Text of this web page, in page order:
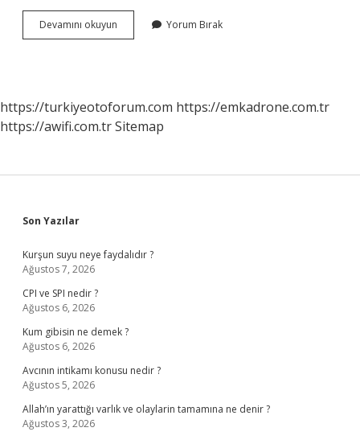
Devamını okuyun
Burçlar
Yorum Bırak
https://turkiyeotoforum.com https://emkadrone.com.tr
https://awifi.com.trSitemap
Sidebar
Son Yazılar
Kurşun suyu neye faydalıdır ?
Ağustos 7, 2026
CPI ve SPI nedir ?
Ağustos 6, 2026
Kum gibisin ne demek ?
Ağustos 6, 2026
Avcının intikamı konusu nedir ?
Ağustos 5, 2026
Allah’ın yarattığı varlık ve olaylarin tamamına ne denir ?
Ağustos 3, 2026